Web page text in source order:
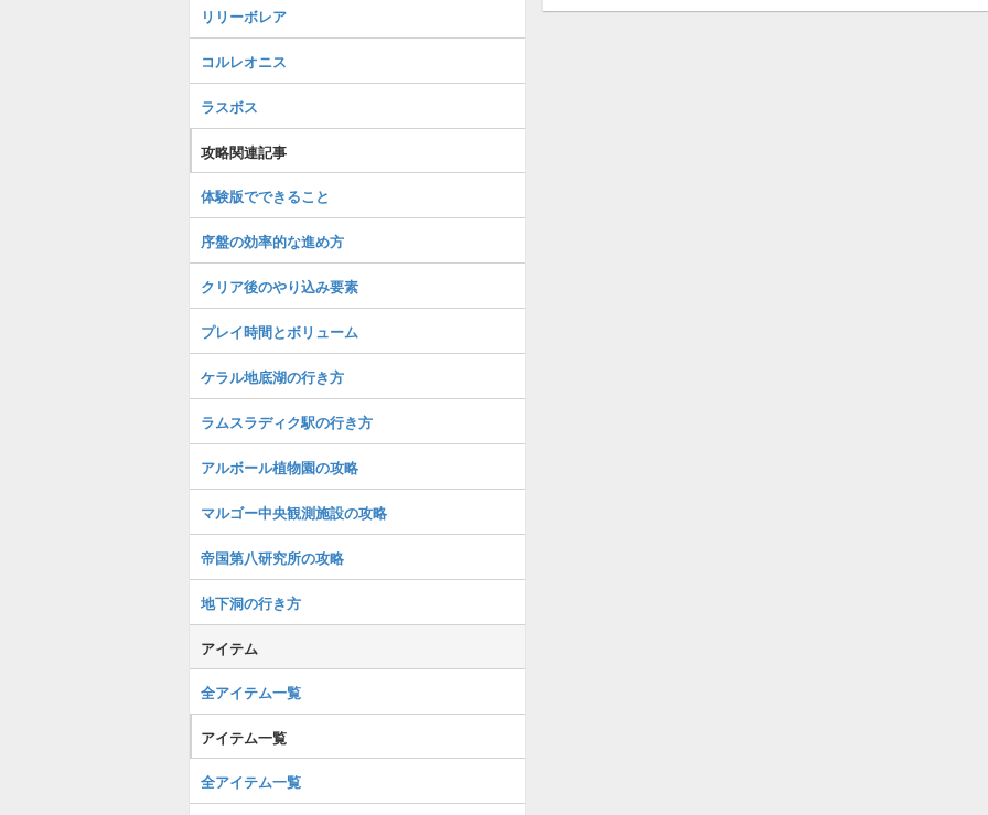
リリーボレア
コルレオニス
ラスボス
攻略関連記事
体験版でできること
序盤の効率的な進め方
クリア後のやり込み要素
プレイ時間とボリューム
ケラル地底湖の行き方
ラムスラディク駅の行き方
アルボール植物園の攻略
マルゴー中央観測施設の攻略
帝国第八研究所の攻略
地下洞の行き方
アイテム
全アイテム一覧
アイテム一覧
全アイテム一覧